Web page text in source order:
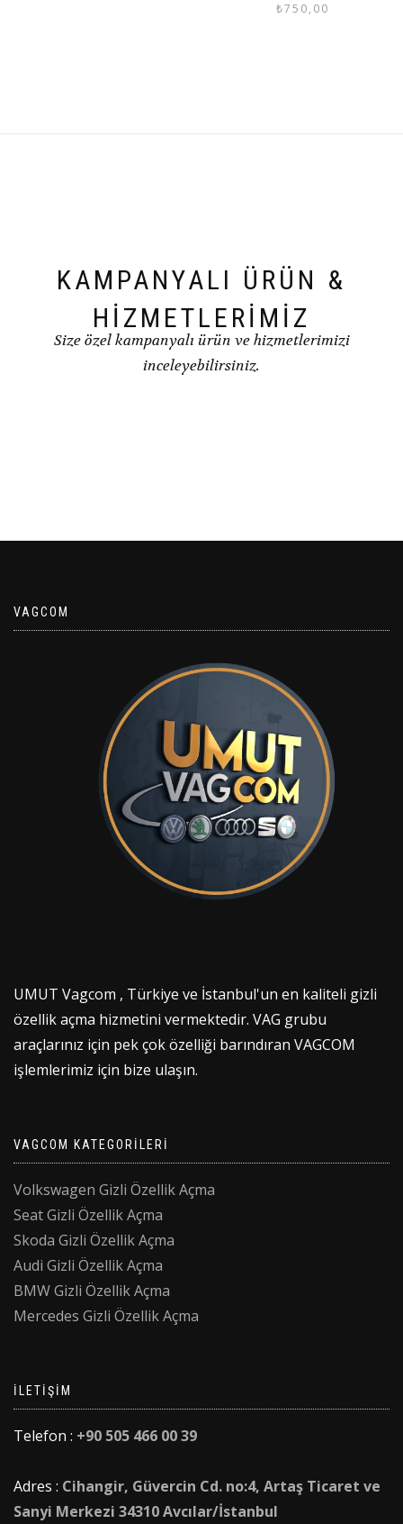
₺750,00
KAMPANYALI ÜRÜN &
HİZMETLERİMİZ
Size özel kampanyalı ürün ve hizmetlerimizi
inceleyebilirsiniz.
VAGCOM
UMUT Vagcom , Türkiye ve İstanbul'un en kaliteli gizli
özellik açma hizmetini vermektedir. VAG grubu
araçlarınız için pek çok özelliği barındıran VAGCOM
işlemlerimiz için bize ulaşın.
VAGCOM KATEGORILERI
Volkswagen Gizli Özellik Açma
Seat Gizli Özellik Açma
Skoda Gizli Özellik Açma
Audi Gizli Özellik Açma
BMW Gizli Özellik Açma
Mercedes Gizli Özellik Açma
İLETIŞIM
Telefon : +90 505 466 00 39
Adres : Cihangir, Güvercin Cd. no:4, Artaş Ticaret ve
Sanyi Merkezi 34310 Avcılar/İstanbul